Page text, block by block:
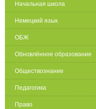
Начальная школа
Немецкий язык
ОБЖ
Обновлённое образование
Обществознание
Педагогика
Право